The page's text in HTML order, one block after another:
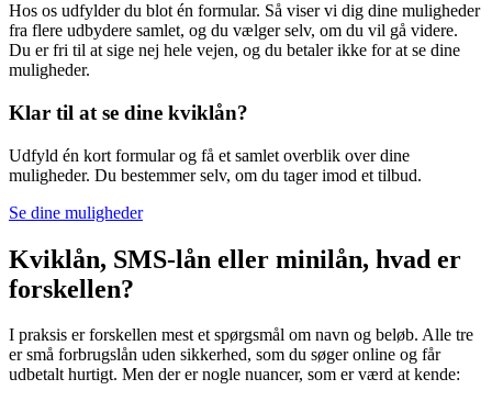
Hos os udfylder du blot én formular. Så viser vi dig dine muligheder
fra flere udbydere samlet, og du vælger selv, om du vil gå videre.
Du er fri til at sige nej hele vejen, og du betaler ikke for at se dine
muligheder.
Klar til at se dine kviklån?
Udfyld én kort formular og få et samlet overblik over dine
muligheder. Du bestemmer selv, om du tager imod et tilbud.
Se dine muligheder
Kviklån, SMS-lån eller minilån, hvad er
forskellen?
I praksis er forskellen mest et spørgsmål om navn og beløb. Alle tre
er små forbrugslån uden sikkerhed, som du søger online og får
udbetalt hurtigt. Men der er nogle nuancer, som er værd at kende: